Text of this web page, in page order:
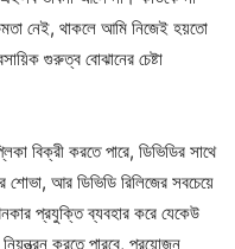
নেই, থাকলে আমি নিজেই হয়তো
গুরুত্ব বোঝানের চেষ্টা
বিক্রী করতে পারে, ডিভিডির সাথে
শোভা, আর ডিভিডি রিলিজের সবচেয়ে
প্রযুক্তি ব্যবহার করে যেকেউ
করতে পারবে, প্রয়োজন